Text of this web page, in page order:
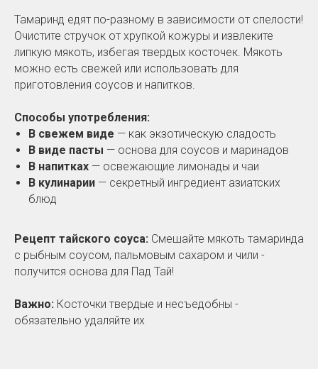
Тамаринд едят по-разному в зависимости от спелости!
Очистите стручок от хрупкой кожуры и извлеките
липкую мякоть, избегая твердых косточек. Мякоть
можно есть свежей или использовать для
приготовления соусов и напитков.
Способы употребления:
В свежем виде — как экзотическую сладость
В виде пасты — основа для соусов и маринадов
В напитках — освежающие лимонады и чаи
В кулинарии — секретный ингредиент азиатских
блюд
Рецепт тайского соуса: Смешайте мякоть тамаринда
с рыбным соусом, пальмовым сахаром и чили -
получится основа для Пад Тай!
Важно: Косточки твердые и несъедобны -
обязательно удаляйте их